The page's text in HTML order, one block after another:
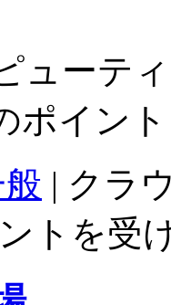
ューテ
ポイン
| クラ
トを受